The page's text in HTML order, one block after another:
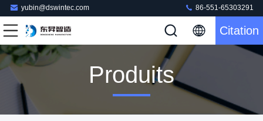
yubin@dswintec.com 86-551-65303291
Citation
Produits